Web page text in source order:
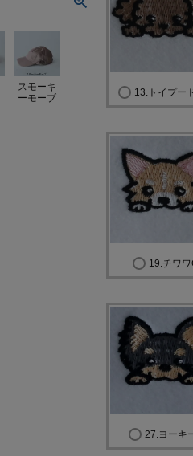
スモーキ
ーモーブ
13.トイプー
19.チワワ
27.ヨーキ